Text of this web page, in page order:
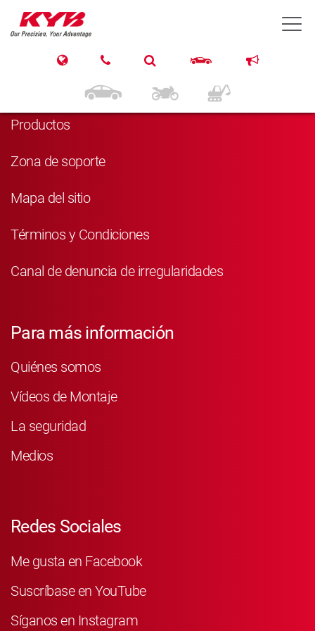
Navegación
Productos
Zona de soporte
Mapa del sitio
Términos y Condiciones
Canal de denuncia de irregularidades
Para más información
Quiénes somos
Vídeos de Montaje
La seguridad
Medios
Redes Sociales
Me gusta en Facebook
Suscríbase en YouTube
Síganos en Instagram